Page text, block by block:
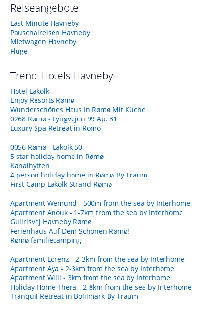
Reiseangebote
Last Minute Havneby
Pauschalreisen Havneby
Mietwagen Havneby
Flüge
Trend-Hotels Havneby
Hotel Lakolk
Enjoy Resorts Rømø
Wunderschönes Haus In Rømø Mit Küche
0268 Rømø - Lyngvejen 99 Ap. 31
Luxury Spa Retreat in Romo
0056 Rømø - Lakolk 50
5 star holiday home in Rømø
Kanalhytten
4 person holiday home in Rømø-By Traum
First Camp Lakolk Strand-Rømø
Apartment Wemund - 500m from the sea by Interhome
Apartment Anouk - 1-7km from the sea by Interhome
Gulirisvej Havneby Rømø
Ferienhaus Auf Dem Schönen Rømø!
Rømø familiecamping
Apartment Lorenz - 2-3km from the sea by Interhome
Apartment Aya - 2-3km from the sea by Interhome
Apartment Willi - 3km from the sea by Interhome
Holiday Home Thera - 2-8km from the sea by Interhome
Tranquil Retreat in Bolilmark-By Traum